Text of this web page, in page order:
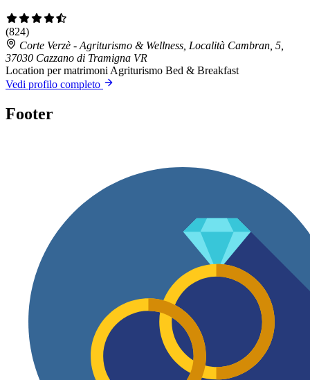
(824)
Corte Verzè - Agriturismo & Wellness, Località Cambran, 5,
37030 Cazzano di Tramigna VR
Location per matrimoni Agriturismo Bed & Breakfast
Vedi profilo completo
Footer